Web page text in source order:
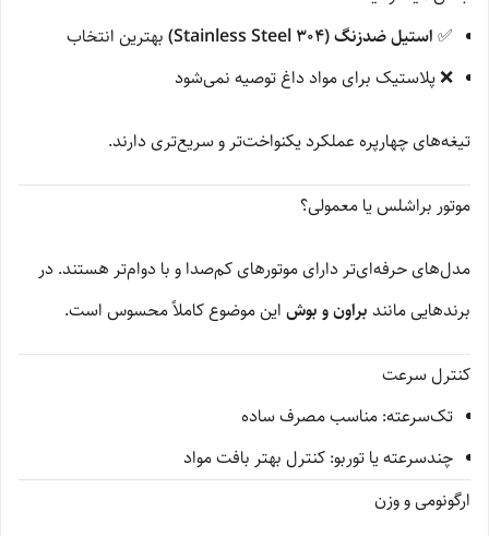
✅ استیل ضدزنگ (Stainless Steel 304)
بهترین انتخاب
❌ پلاستیک برای مواد داغ توصیه نمی‌شود
تیغه‌های چهارپره عملکرد یکنواخت‌تر و سریع‌تری دارند.
موتور براشلس یا معمولی؟
مدل‌های حرفه‌ای‌تر دارای موتورهای کم‌صدا و با دوام‌تر هستند. در
برندهایی مانند براون و بوش این موضوع کاملاً محسوس است.
کنترل سرعت
تک‌سرعته: مناسب مصرف ساده
چندسرعته یا توربو: کنترل بهتر بافت مواد
ارگونومی و وزن